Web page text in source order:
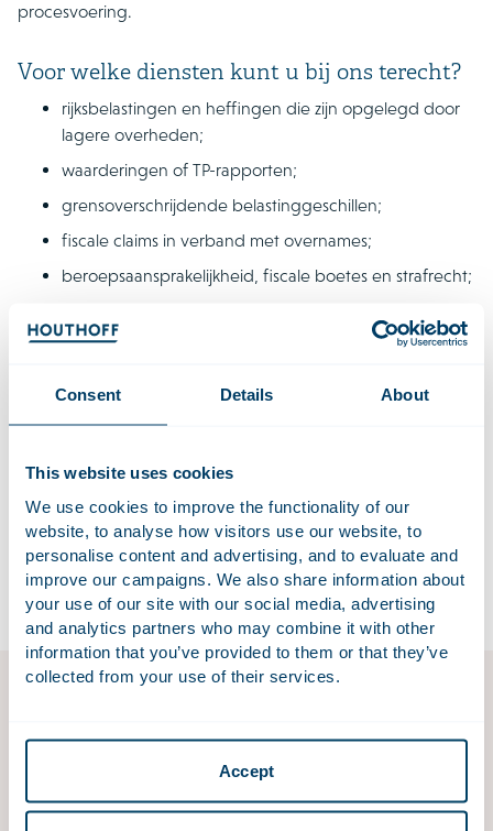
Consent Details About
This website uses cookies
We use cookies to improve the functionality of our
website, to analyse how visitors use our website, to
personalise content and advertising, and to evaluate and
improve our campaigns. We also share information about
your use of our site with our social media, advertising
and analytics partners who may combine it with other
information that you’ve provided to them or that they’ve
collected from your use of their services.
Accept
procesvoering.
Voor welke diensten kunt u bij ons terecht?
rijksbelastingen en heffingen die zijn opgelegd door
lagere overheden;
waarderingen of TP-rapporten;
grensoverschrijdende belastinggeschillen;
fiscale claims in verband met overnames;
beroepsaansprakelijkheid, fiscale boetes en strafrecht;
fiscale arbitrageprocedures, bijvoorbeeld geïnitieerd
Internationaal netwerk
Dankzij vestigingen in Brussel, Londen en New York, onze
vertegenwoordiger in Tokio, en ons lidmaatschap van
Mundi , zijn we verzekerd van een omvangrijk internationaal
netwerk en toegang tot de beste expertise op het gebied
van buitenlandse fiscale wet- en regelgeving.
belastingsystemen vereisen uitgebreide juridische,
fiscale en praktische expertise.